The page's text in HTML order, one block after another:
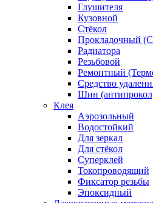
Глушителя
Кузовной
Стёкол
Прокладочный
Радиатора
Резьбовой
Ремонтный
Средство
Шин
Клея
Аэрозольный
Водостойкий
Для зеркал
Для стёкол
Суперклей
Токопроводящий
Фиксатор резьбы
Эпоксидный